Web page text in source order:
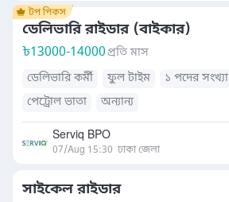
ডেলিভারি রাইডার (বাইকার)
৳13000-14000প্রতি মাস
ডেলিভারি কর্মী
ফুল টাইম ১ পদের সংখ্যা
পেট্রোল ভাতা
অন্যান্য
Serviq BPO
07/Aug 15:30 ঢাকা জেলা
সাইকেল রাইডার